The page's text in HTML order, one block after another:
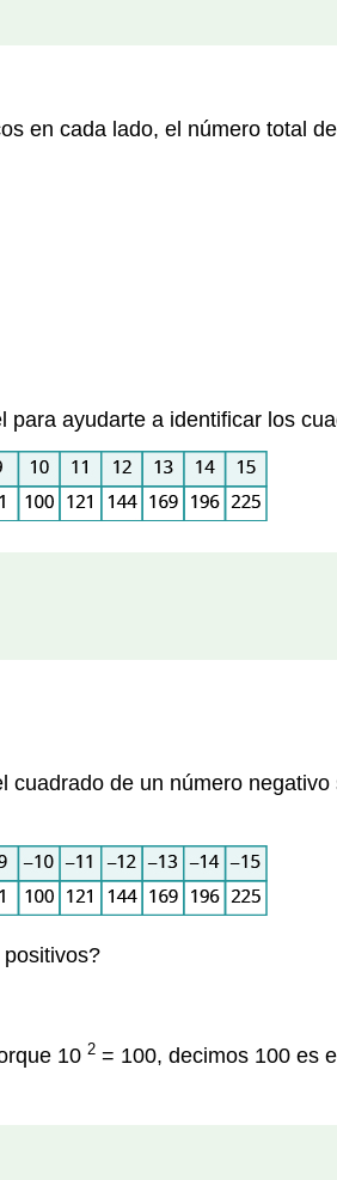
en cada lado, el número total
ayudarte a identificar los
de un número
10 2 = 100, decimos 100 es